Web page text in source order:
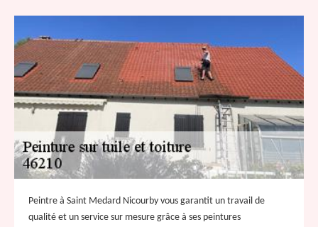
Peintre à Saint Medard Nicourby vous garantit un travail de
qualité et un service sur mesure grâce à ses peintures